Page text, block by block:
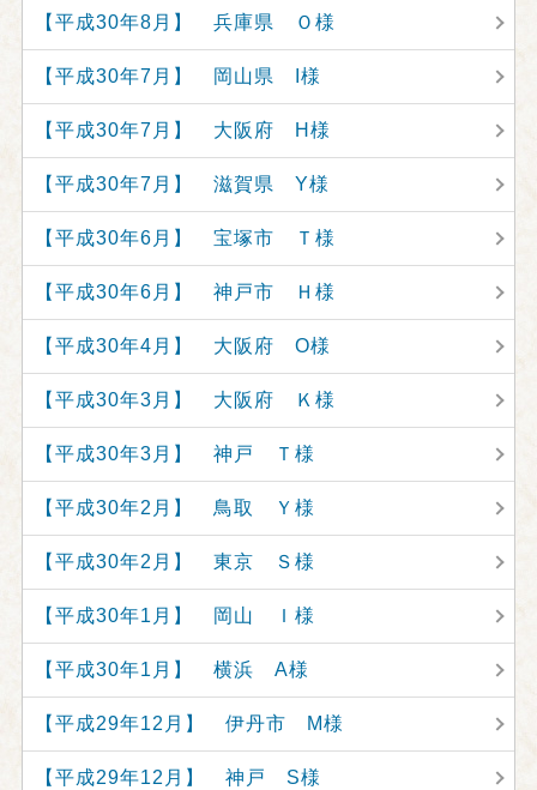
【平成30年8月】 兵庫県 Ｏ様
【平成30年7月】 岡山県 I様
【平成30年7月】 大阪府 H様
【平成30年7月】 滋賀県 Y様
【平成30年6月】 宝塚市 Ｔ様
【平成30年6月】 神戸市 Ｈ様
【平成30年4月】 大阪府 O様
【平成30年3月】 大阪府 Ｋ様
【平成30年3月】 神戸 Ｔ様
【平成30年2月】 鳥取 Ｙ様
【平成30年2月】 東京 Ｓ様
【平成30年1月】 岡山 Ｉ様
【平成30年1月】 横浜 A様
【平成29年12月】 伊丹市 M様
【平成29年12月】 神戸 S様